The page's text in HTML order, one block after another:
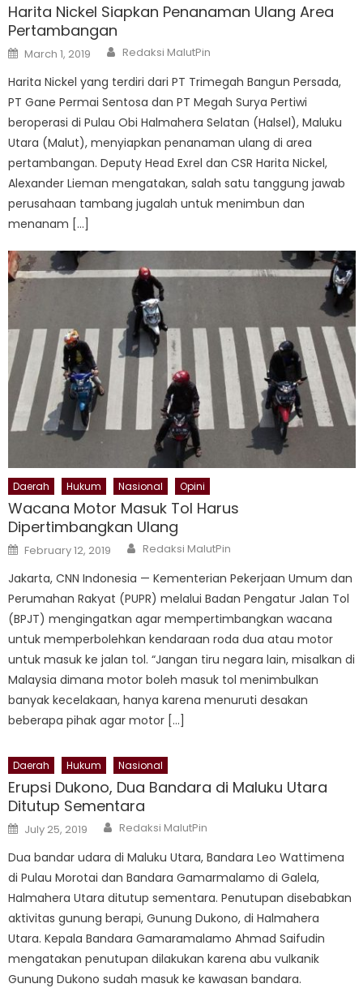
Harita Nickel Siapkan Penanaman Ulang Area
Pertambangan
Posted
on
March 1, 2019 Author
Redaksi MalutPin
Harita Nickel yang terdiri dari PT Trimegah Bangun Persada,
PT Gane Permai Sentosa dan PT Megah Surya Pertiwi
beroperasi di Pulau Obi Halmahera Selatan (Halsel), Maluku
Utara (Malut), menyiapkan penanaman ulang di area
pertambangan. Deputy Head Exrel dan CSR Harita Nickel,
Alexander Lieman mengatakan, salah satu tanggung jawab
perusahaan tambang jugalah untuk menimbun dan
menanam […]
Daerah Hukum Nasional Opini
Wacana Motor Masuk Tol Harus
Dipertimbangkan Ulang
Posted
on
February 12, 2019 Author
Redaksi MalutPin
Jakarta, CNN Indonesia — Kementerian Pekerjaan Umum dan
Perumahan Rakyat (PUPR) melalui Badan Pengatur Jalan Tol
(BPJT) mengingatkan agar mempertimbangkan wacana
untuk memperbolehkan kendaraan roda dua atau motor
untuk masuk ke jalan tol. “Jangan tiru negara lain, misalkan di
Malaysia dimana motor boleh masuk tol menimbulkan
banyak kecelakaan, hanya karena menuruti desakan
beberapa pihak agar motor […]
Daerah Hukum Nasional
Erupsi Dukono, Dua Bandara di Maluku Utara
Ditutup Sementara
Posted
on
July 25, 2019 Author
Redaksi MalutPin
Dua bandar udara di Maluku Utara, Bandara Leo Wattimena
di Pulau Morotai dan Bandara Gamarmalamo di Galela,
Halmahera Utara ditutup sementara. Penutupan disebabkan
aktivitas gunung berapi, Gunung Dukono, di Halmahera
Utara. Kepala Bandara Gamaramalamo Ahmad Saifudin
mengatakan penutupan dilakukan karena abu vulkanik
Gunung Dukono sudah masuk ke kawasan bandara.